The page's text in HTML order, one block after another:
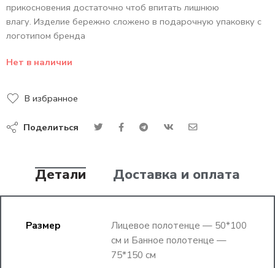
прикосновения достаточно чтоб впитать лишнюю
влагу. Изделие бережно сложено в подарочную упаковку с
логотипом бренда
Нет в наличии
В избранное
Поделиться
Детали Доставка и оплата
Размер
Лицевое полотенце — 50*100
см и Банное полотенце —
75*150 см